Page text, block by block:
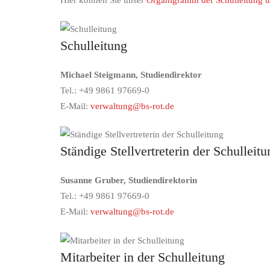
Schulleitung
Michael Steigmann, Studiendirektor
Tel.: +49 9861 97669-0
E-Mail: verwaltung@bs-rot.de
Ständige Stellvertreterin der
Susanne Gruber, Studiendirektorin
Tel.: +49 9861 97669-0
E-Mail: verwaltung@bs-rot.de
Mitarbeiter in der Schulleitung